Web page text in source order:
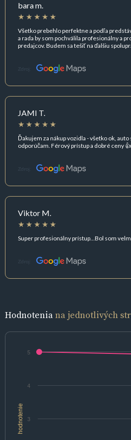
bara m.
Všetko prebehlo perfektne a podľa
a rada by som pochválila profesionálny a
predajcov. Budem sa tešiť na ďalšiu
Zdroj:
JAMI T.
Ďakujem za nákup vozidla - všetko ok,
odporúčam. Férový prístup a dobré ceny 👍
Zdroj:
Viktor M.
Super profesionálny prístup…Bol som
Zdroj:
Hodnoteniana jednotlivých
hodnotenie 3
4
5